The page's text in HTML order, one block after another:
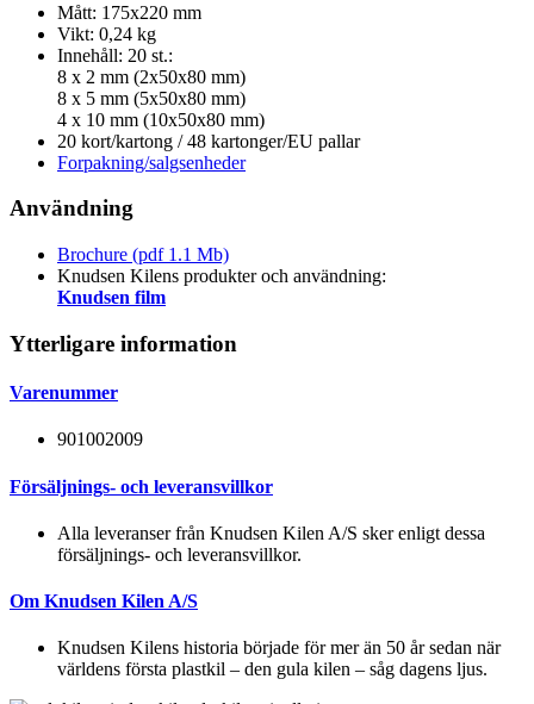
Mått: 175x220 mm
Vikt: 0,24 kg
Innehåll: 20 st.:
8 x 2 mm (2x50x80 mm)
8 x 5 mm (5x50x80 mm)
4 x 10 mm (10x50x80 mm)
20 kort/kartong / 48 kartonger/EU pallar
Forpakning/salgsenheder
Användning
Brochure (pdf 1.1 Mb)
Knudsen Kilens produkter och användning:
Knudsen film
Ytterligare information
Varenummer
901002009
Försäljnings- och leveransvillkor
Alla leveranser från Knudsen Kilen A/S sker enligt dessa
försäljnings- och leveransvillkor.
Om Knudsen Kilen A/S
Knudsen Kilens historia började för mer än 50 år sedan när
världens första plastkil – den gula kilen – såg dagens ljus.